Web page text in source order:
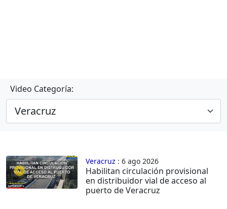
Video Categoría:
Veracruz : 6 ago 2026
Habilitan circulación provisional
en distribuidor vial de acceso al
puerto de Veracruz